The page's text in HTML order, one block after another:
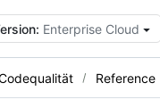
Enterprise Cloud
Reference